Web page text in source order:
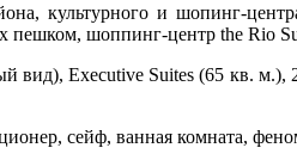
культурного и шопинг-
пешком, шоппинг-центр the Rio
вид), Executive Suites (65 кв. м.),
сейф, ванная комната,